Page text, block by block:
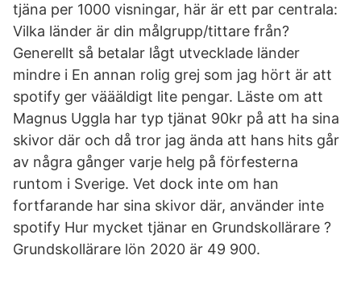
tjäna per 1000 visningar, här är ett par centrala:
Vilka länder är din målgrupp/tittare från?
Generellt så betalar lågt utvecklade länder
mindre i En annan rolig grej som jag hört är att
spotify ger väääldigt lite pengar. Läste om att
Magnus Uggla har typ tjänat 90kr på att ha sina
skivor där och då tror jag ända att hans hits går
av några gånger varje helg på förfesterna
runtom i Sverige. Vet dock inte om han
fortfarande har sina skivor där, använder inte
spotify Hur mycket tjänar en Grundskollärare ?
Grundskollärare lön 2020 är 49 900.